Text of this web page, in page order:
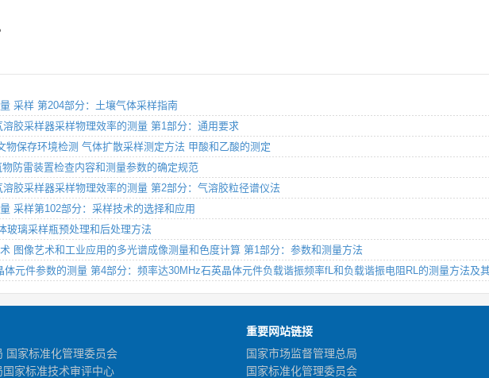
采样 第204部分：土壤气体采样指南
胶采样器采样物理效率的测量 第1部分：通用要求
物保存环境检测 气体扩散采样测定方法 甲酸和乙酸的测定
防雷装置检查内容和测量参数的确定规范
胶采样器采样物理效率的测量 第2部分：气溶胶粒径谱仪法
采样第102部分：采样技术的选择和应用
玻璃采样瓶预处理和后处理方法
图像艺术和工业应用的多光谱成像测量和色度计算 第1部分：参数和测量方法
元件参数的测量 第4部分：频率达30MHz石英晶体元件负载谐振频率fL和负载谐振电阻RL的测量方法及
国家标准化管理委员会
家标准技术审评中心
重要网站链接
国家市场监督管理总局
国家标准化管理委员会